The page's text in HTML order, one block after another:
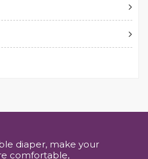
diaper, make your
comfortable,